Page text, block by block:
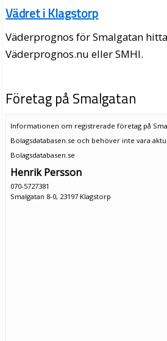
Vädret i Klagstorp
Väderprognos för Smalgatan
Väderprognos.nu eller SMHI.
Företag på Smalgatan
Informationen om registrerade företag på
Bolagsdatabasen.se och behöver inte vara
Bolagsdatabasen.se
Henrik Persson
070-5727381
Smalgatan 8-0, 23197 Klagstorp